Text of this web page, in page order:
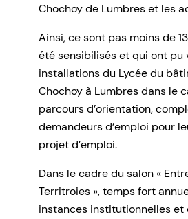
Chochoy de Lumbres et les
Ainsi, ce sont pas moins de
été sensibilisés et qui ont pu
installations du Lycée du
Chochoy à Lumbres dans le
parcours d’orientation,
demandeurs d’emploi pour
projet d’emploi.
Dans le cadre du salon «
Territroies », temps fort
instances institutionnelles et